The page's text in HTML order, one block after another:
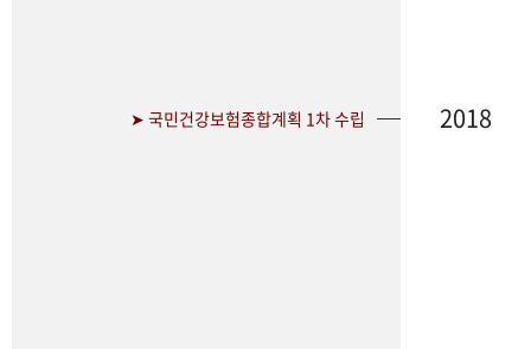
➤ 국민건강보험종합계획 1차 수립 2018